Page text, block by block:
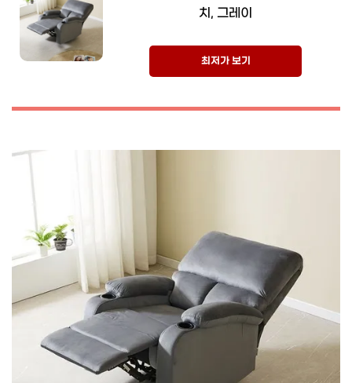
치, 그레이
최저가 보기